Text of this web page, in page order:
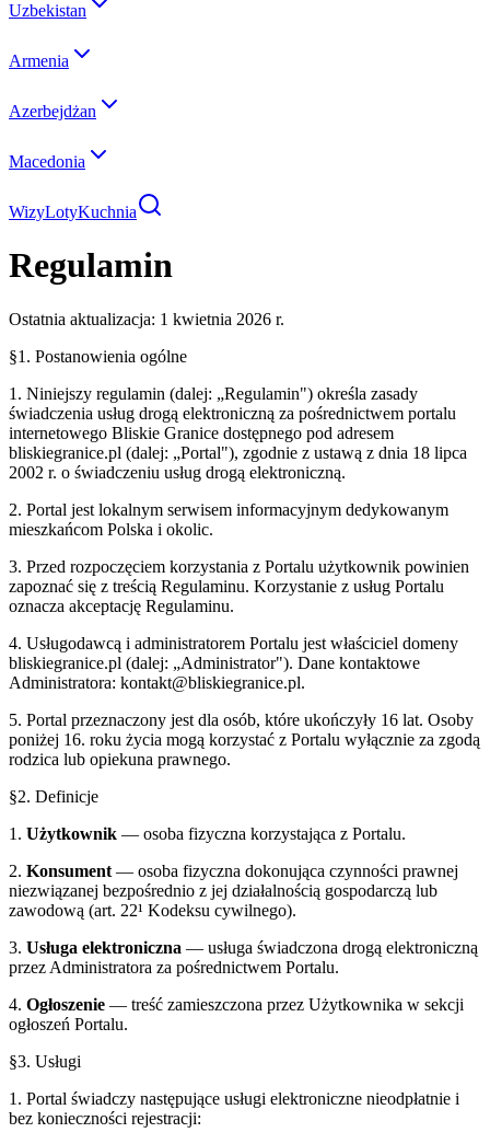
Uzbekistan
Armenia
Azerbejdżan
Macedonia
WizyLotyKuchnia
Regulamin
Ostatnia aktualizacja: 1 kwietnia 2026 r.
§1. Postanowienia ogólne
1. Niniejszy regulamin (dalej: „Regulamin") określa zasady
świadczenia usług drogą elektroniczną za pośrednictwem portalu
internetowego Bliskie Granice dostępnego pod adresem
bliskiegranice.pl (dalej: „Portal"), zgodnie z ustawą z dnia 18 lipca
2002 r. o świadczeniu usług drogą elektroniczną.
2. Portal jest lokalnym serwisem informacyjnym dedykowanym
mieszkańcom Polska i okolic.
3. Przed rozpoczęciem korzystania z Portalu użytkownik powinien
zapoznać się z treścią Regulaminu. Korzystanie z usług Portalu
oznacza akceptację Regulaminu.
4. Usługodawcą i administratorem Portalu jest właściciel domeny
bliskiegranice.pl (dalej: „Administrator"). Dane kontaktowe
Administratora: kontakt@bliskiegranice.pl.
5. Portal przeznaczony jest dla osób, które ukończyły 16 lat. Osoby
poniżej 16. roku życia mogą korzystać z Portalu wyłącznie za zgodą
rodzica lub opiekuna prawnego.
§2. Definicje
1. Użytkownik — osoba fizyczna korzystająca z Portalu.
2. Konsument — osoba fizyczna dokonująca czynności prawnej
niezwiązanej bezpośrednio z jej działalnością gospodarczą lub
zawodową (art. 22¹ Kodeksu cywilnego).
3. Usługa elektroniczna — usługa świadczona drogą elektroniczną
przez Administratora za pośrednictwem Portalu.
4. Ogłoszenie — treść zamieszczona przez Użytkownika w sekcji
ogłoszeń Portalu.
§3. Usługi
1. Portal świadczy następujące usługi elektroniczne nieodpłatnie i
bez konieczności rejestracji: